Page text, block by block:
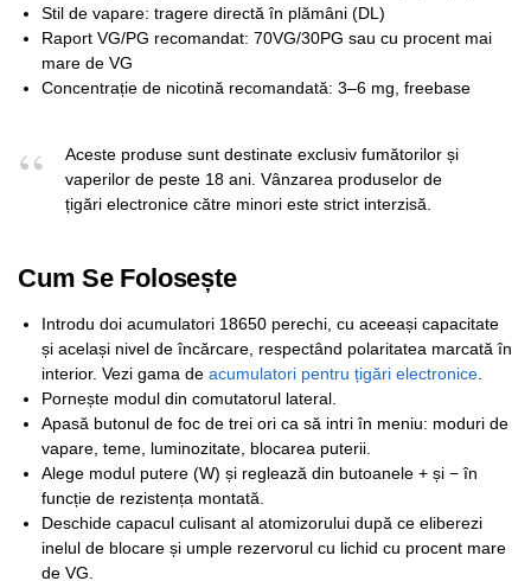
Stil de vapare: tragere directă în plămâni (DL)
Raport VG/PG recomandat: 70VG/30PG sau cu procent mai
mare de VG
Concentrație de nicotină recomandată: 3–6 mg, freebase
Aceste produse sunt destinate exclusiv fumătorilor și
vaperilor de peste 18 ani. Vânzarea produselor de
țigări electronice către minori este strict interzisă.
Cum Se Folosește
Introdu doi acumulatori 18650 perechi, cu aceeași capacitate
și același nivel de încărcare, respectând polaritatea marcată în
interior. Vezi gama de acumulatori pentru țigări electronice.
Pornește modul din comutatorul lateral.
Apasă butonul de foc de trei ori ca să intri în meniu: moduri de
vapare, teme, luminozitate, blocarea puterii.
Alege modul putere (W) și reglează din butoanele + și − în
funcție de rezistența montată.
Deschide capacul culisant al atomizorului după ce eliberezi
inelul de blocare și umple rezervorul cu lichid cu procent mare
de VG.